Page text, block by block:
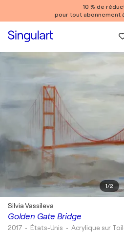
10 % de
pour tout abonnement
1/2
Golden Gate Bridge
Silvia Vassileva
2017 • États-Unis • Acrylique sur